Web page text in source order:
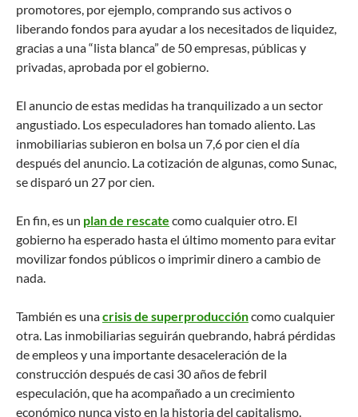
promotores, por ejemplo, comprando sus activos o
liberando fondos para ayudar a los necesitados de liquidez,
gracias a una “lista blanca” de 50 empresas, públicas y
privadas, aprobada por el gobierno.
El anuncio de estas medidas ha tranquilizado a un sector
angustiado. Los especuladores han tomado aliento. Las
inmobiliarias subieron en bolsa un 7,6 por cien el día
después del anuncio. La cotización de algunas, como Sunac,
se disparó un 27 por cien.
En fin, es un plan de rescate como cualquier otro. El
gobierno ha esperado hasta el último momento para evitar
movilizar fondos públicos o imprimir dinero a cambio de
nada.
También es unacrisis de superproduccióncomo cualquier
otra. Las inmobiliarias seguirán quebrando, habrá pérdidas
de empleos y una importante desaceleración de la
construcción después de casi 30 años de febril
especulación, que ha acompañado a un crecimiento
económico nunca visto en la historia del capitalismo.